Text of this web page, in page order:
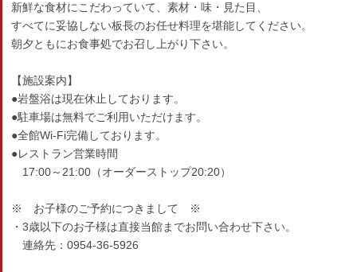
新鮮な食材にこだわっていて、素材・味・見た目、
すべてに妥協しない板長のお任せ料理を堪能してください。
朝夕ともにお食事処でお召し上がり下さい。
【施設案内】
●岩盤浴は現在休止しております。
●駐車場は無料でご利用いただけます。
●全館Wi-Fi完備しております。
●レストラン営業時間
17:00～21:00（オーダーストップ20:20）
※ お子様のご予約につきまして ※
・3歳以下のお子様は直接当館までお問い合わせ下さい。
連絡先：0954-36-5926